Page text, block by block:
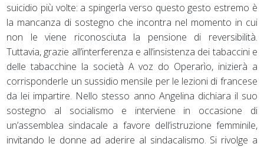
suicidio più volte: a spingerla verso questo gesto estremo è
la mancanza di sostegno che incontra nel momento in cui
non le viene riconosciuta la pensione di reversibilità.
Tuttavia, grazie all’interferenza e all’insistenza dei tabaccini e
delle tabacchine la società A voz do Operarìo, inizierà a
corrisponderle un sussidio mensile per le lezioni di francese
da lei impartire. Nello stesso anno Angelina dichiara il suo
sostegno al socialismo e interviene in occasione di
un’assemblea sindacale a favore dell’istruzione femminile,
invitando le donne ad aderire al sindacalismo. Si rivolge a